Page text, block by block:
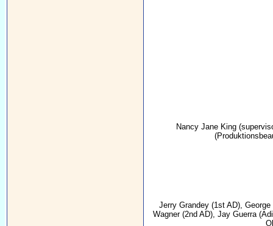
Nancy Jane King
Jerry Grandey (1st AD),George
Wagner(2nd AD),Jay Guerra